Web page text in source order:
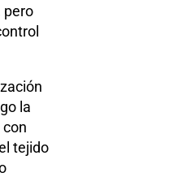
pero
la
tejido